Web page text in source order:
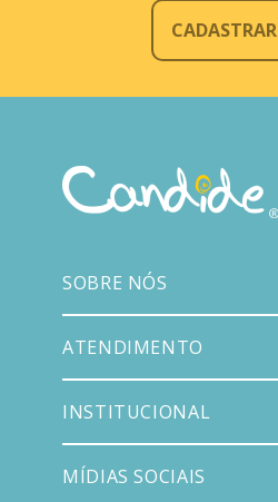
CADASTRAR
SOBRE NÓS
ATENDIMENTO
INSTITUCIONAL
MÍDIAS SOCIAIS